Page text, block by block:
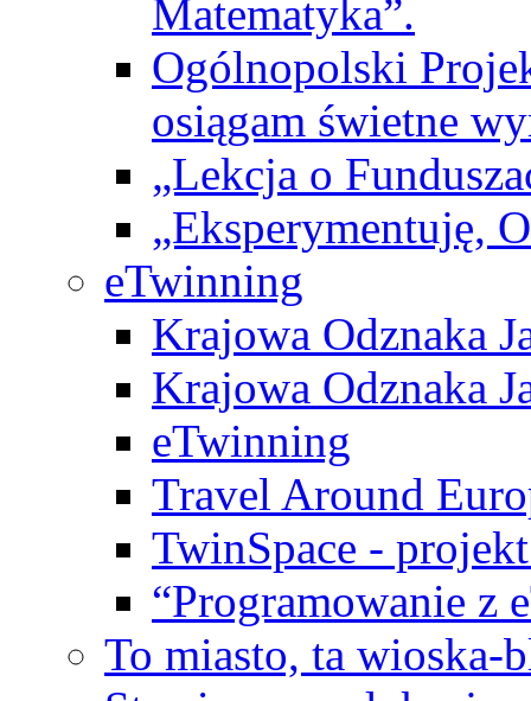
Matematyka”.
Ogólnopolski
osiągam świetne
„Lekcja o
„Eksperymentuję,
eTwinning
Krajowa Odznaka
Krajowa Odznaka
eTwinning
Travel Around
TwinSpace -
“Programowanie z
To miasto, ta wioska-